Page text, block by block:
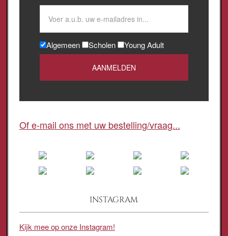
Algemeen Scholen Young Adult
Of e-mail ons met uw bestelling/vraag...
INSTAGRAM
Kijk mee op onze Instagram!